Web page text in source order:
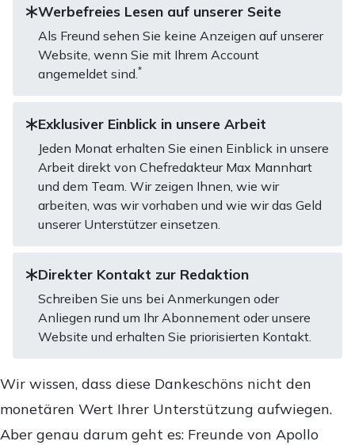
Werbefreies Lesen auf unserer Seite
Als Freund sehen Sie keine Anzeigen auf unserer
Website, wenn Sie mit Ihrem Account
angemeldet sind.*
Exklusiver Einblick in unsere Arbeit
Jeden Monat erhalten Sie einen Einblick in unsere
Arbeit direkt von Chefredakteur Max Mannhart
und dem Team. Wir zeigen Ihnen, wie wir
arbeiten, was wir vorhaben und wie wir das Geld
unserer Unterstützer einsetzen.
Direkter Kontakt zur Redaktion
Schreiben Sie uns bei Anmerkungen oder
Anliegen rund um Ihr Abonnement oder unsere
Website und erhalten Sie priorisierten Kontakt.
Wir wissen, dass diese Dankeschöns nicht den
monetären Wert Ihrer Unterstützung aufwiegen.
Aber genau darum geht es: Freunde von Apollo